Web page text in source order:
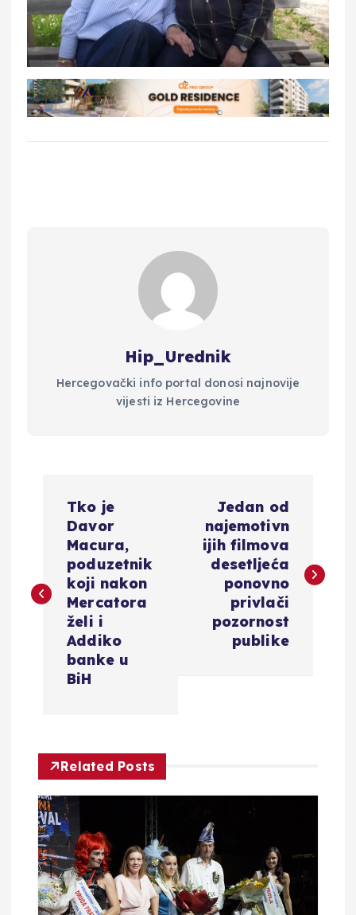
Hip_Urednik
Hercegovački info portal donosi najnovije
vijesti iz Hercegovine
i
a
o
Tko je
Davor
Macura,
poduzetnik
koji nakon
Mercatora
želi i
Addiko
banke u
BiH
Jedan od
najemotivn
ijih filmova
desetljeća
ponovno
privlači
pozornost
publike
Related Posts